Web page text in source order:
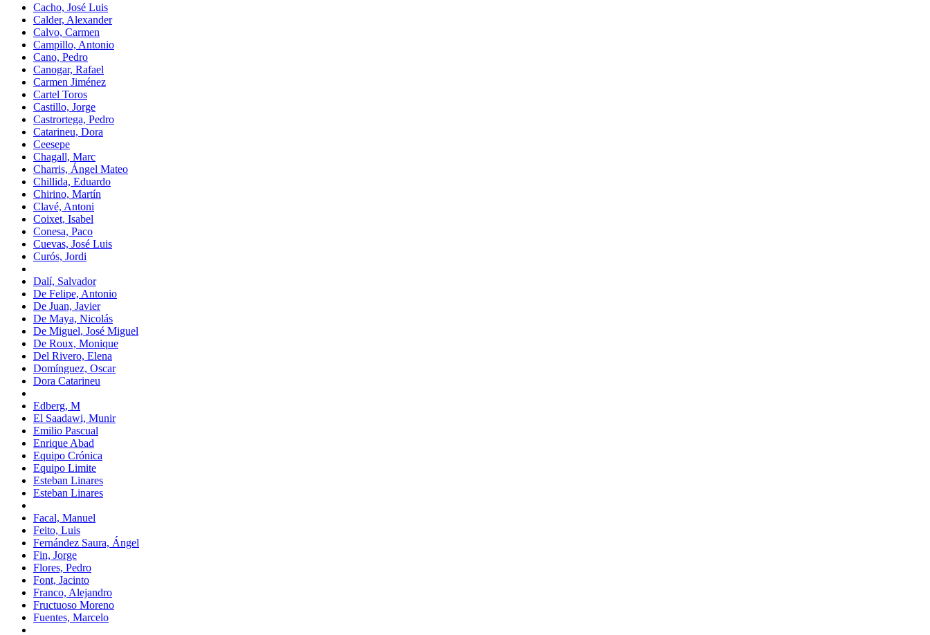
Cacho, José Luis
Calder, Alexander
Calvo, Carmen
Campillo, Antonio
Cano, Pedro
Canogar, Rafael
Carmen Jiménez
Cartel Toros
Castillo, Jorge
Castrortega, Pedro
Catarineu, Dora
Ceesepe
Chagall, Marc
Charris, Ángel Mateo
Chillida, Eduardo
Chirino, Martín
Clavé, Antoni
Coixet, Isabel
Conesa, Paco
Cuevas, José Luis
Curós, Jordi
Dalí, Salvador
De Felipe, Antonio
De Juan, Javier
De Maya, Nicolás
De Miguel, José Miguel
De Roux, Monique
Del Rivero, Elena
Domínguez, Oscar
Dora Catarineu
Edberg, M
El Saadawi, Munir
Emilio Pascual
Enrique Abad
Equipo Crónica
Equipo Limite
Esteban Linares
Esteban Linares
Facal, Manuel
Feito, Luis
Fernández Saura, Ángel
Fin, Jorge
Flores, Pedro
Font, Jacinto
Franco, Alejandro
Fructuoso Moreno
Fuentes, Marcelo